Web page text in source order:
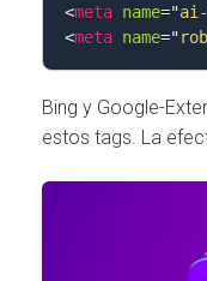
<meta name="
<meta name="
Bing y Google-
estos tags. La